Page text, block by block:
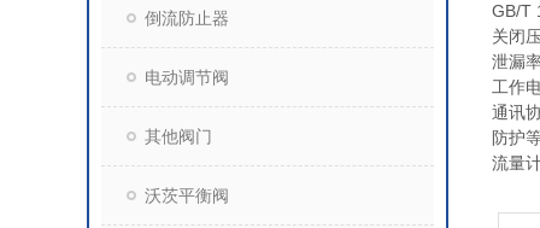
倒流防止器
电动调节阀
其他阀门
沃茨平衡阀
GB/T
关闭
泄漏
工作
通讯
防护
流量